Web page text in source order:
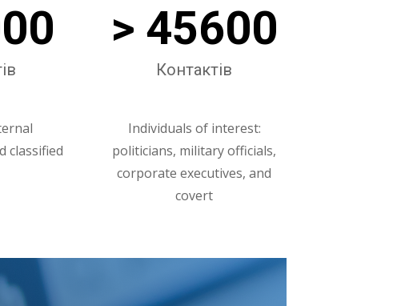
classified
> 45600
Контактів
Individuals of interest:
politicians, military officials,
corporate executives, and
covert